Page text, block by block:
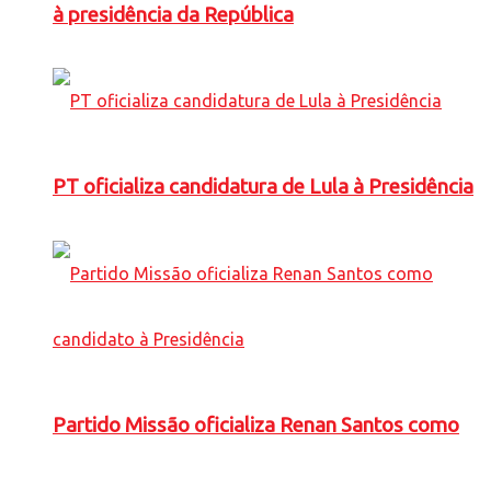
à presidência da República
PT oficializa candidatura de Lula à Presidência
Partido Missão oficializa Renan Santos como